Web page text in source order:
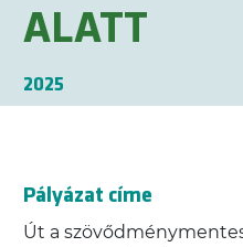
ALATT
2025
Pályázat címe
Út a